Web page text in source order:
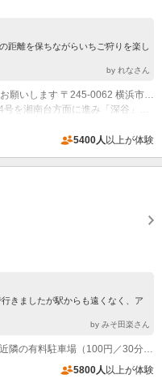
距離を保ちながらいちご狩りを楽し
by れなさん
(1)グリーンファーム戸塚深谷店で受付をお願いします 〒245-0062 横浜市戸塚区汲沢町483-1
5400人 以上が体験
きましたが駅からも遠くなく、ア
by みそ田楽さん
専用駐車場あり（無料）10台 満車時は近隣の有料駐車場（100円／30分）をご利用ください
5800人 以上が体験